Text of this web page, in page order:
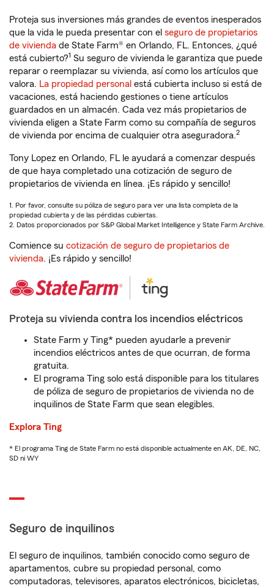
Proteja sus inversiones más grandes de eventos inesperados
que la vida le pueda presentar con el seguro de propietarios
de vivienda de State Farm® en Orlando, FL. Entonces, ¿qué
está cubierto?1 Su seguro de vivienda le garantiza que puede
reparar o reemplazar su vivienda, así como los artículos que
valora. La propiedad personal está cubierta incluso si está de
vacaciones, está haciendo gestiones o tiene artículos
guardados en un almacén. Cada vez más propietarios de
vivienda eligen a State Farm como su compañía de seguros
de vivienda por encima de cualquier otra aseguradora.2
Tony Lopez en Orlando, FL le ayudará a comenzar después
de que haya completado una cotización de seguro de
propietarios de vivienda en línea. ¡Es rápido y sencillo!
1. Por favor, consulte su póliza de seguro para ver una lista completa de la
propiedad cubierta y de las pérdidas cubiertas.
2. Datos proporcionados por S&P Global Market Intelligence y State Farm Archive.
Comience su cotización de seguro de propietarios de
vivienda. ¡Es rápido y sencillo!
Proteja su vivienda contra los incendios eléctricos
State Farm y Ting* pueden ayudarle a prevenir
incendios eléctricos antes de que ocurran, de forma
gratuita.
El programa Ting solo está disponible para los titulares
de póliza de seguro de propietarios de vivienda no de
inquilinos de State Farm que sean elegibles.
Explora Ting
* El programa Ting de State Farm no está disponible actualmente en AK, DE, NC,
SD ni WY
Seguro de inquilinos
El seguro de inquilinos, también conocido como seguro de
apartamentos, cubre su propiedad personal, como
computadoras, televisores, aparatos electrónicos, bicicletas,